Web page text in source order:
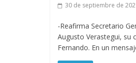
30 de septiembre de
-Reafirma Secretario
Augusto Verastegui, su
Fernando. En un